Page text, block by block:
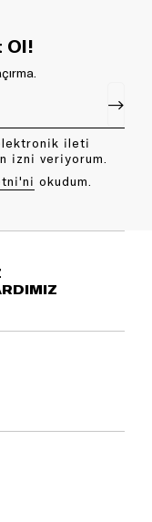
Ol!
ileti
izni veriyorum.
okudum.